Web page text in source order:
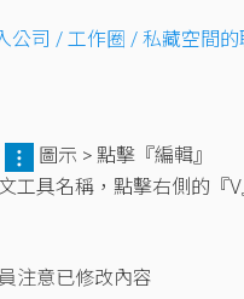
公司 / 工作圈 / 私藏空間
圖示 > 點擊『編輯』
具名稱，點擊右側的『V
注意已修改內容